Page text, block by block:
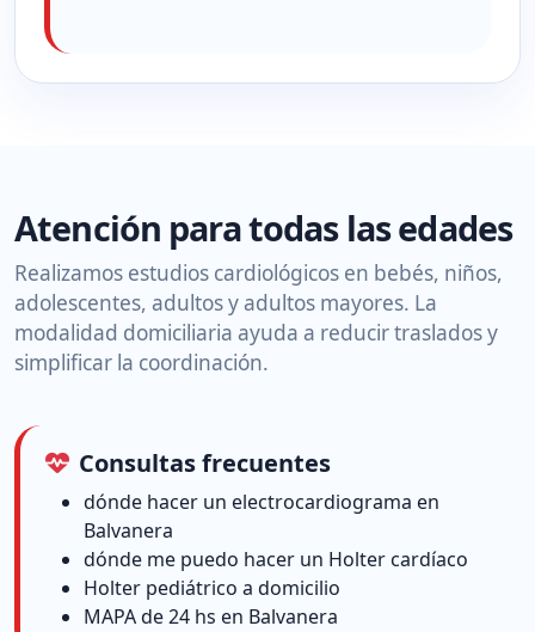
Atención para todas las edades
Realizamos estudios cardiológicos en bebés, niños,
adolescentes, adultos y adultos mayores. La
modalidad domiciliaria ayuda a reducir traslados y
simplificar la coordinación.
Consultas frecuentes
dónde hacer un electrocardiograma en
Balvanera
dónde me puedo hacer un Holter cardíaco
Holter pediátrico a domicilio
MAPA de 24 hs en Balvanera